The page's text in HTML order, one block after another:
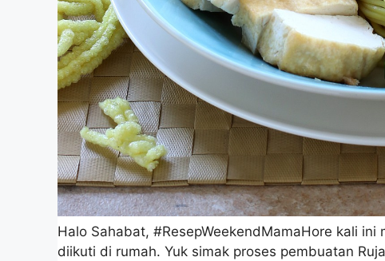
Halo Sahabat, #ResepWeekendMamaHore kali
diikuti di rumah. Yuk simak proses pembuatan